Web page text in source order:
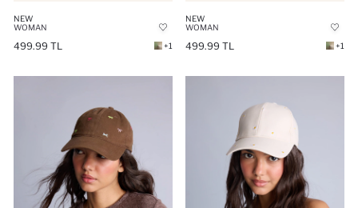
NEW
WOMAN
499.99 TL +1
NEW
WOMAN
499.99 TL +1